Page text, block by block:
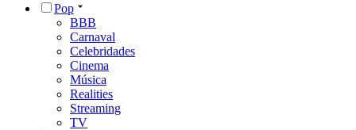
Pop
BBB
Carnaval
Celebridades
Cinema
Música
Realities
Streaming
TV